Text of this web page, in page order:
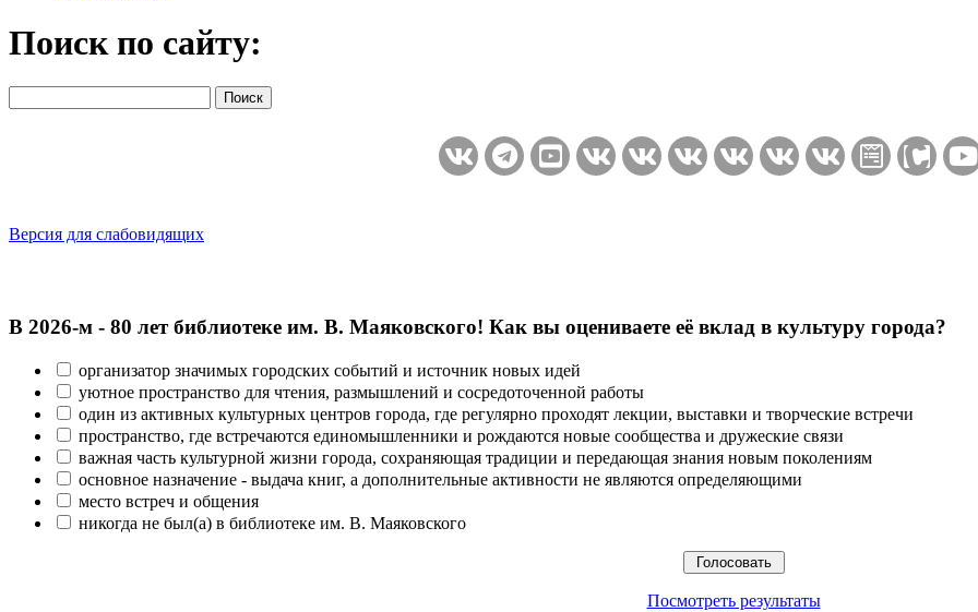
Поиск по сайту:
Версия для слабовидящих
В 2026‑м - 80 лет библиотеке им. В. Маяковского! Как вы оцениваете её вклад в культуру города?
организатор значимых городских событий и источник новых идей
уютное пространство для чтения, размышлений и сосредоточенной работы
один из активных культурных центров города, где регулярно проходят лекции, выставки и творческие встречи
пространство, где встречаются единомышленники и рождаются новые сообщества и дружеские связи
важная часть культурной жизни города, сохраняющая традиции и передающая знания новым поколениям
основное назначение - выдача книг, а дополнительные активности не являются определяющими
место встреч и общения
никогда не был(а) в библиотеке им. В. Маяковского
Посмотреть результаты